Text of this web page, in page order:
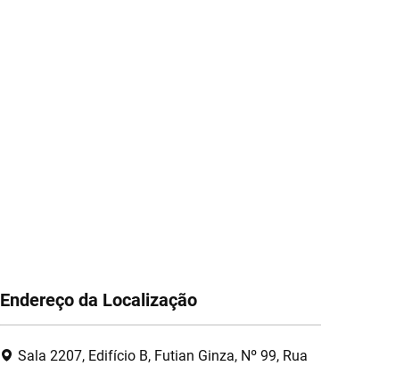
Endereço da Localização
Sala 2207, Edifício B, Futian Ginza, Nº 99, Rua